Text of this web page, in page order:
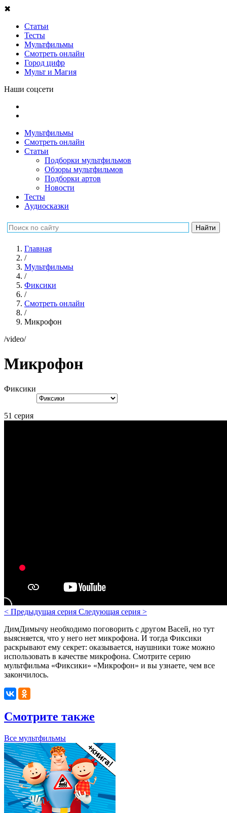
✖
Статьи
Тесты
Мультфильмы
Смотреть онлайн
Город цифр
Мульт и Магия
Наши соцсети
Мультфильмы
Смотреть онлайн
Статьи
Подборки мультфильмов
Обзоры мультфильмов
Подборки артов
Новости
Тесты
Аудиосказки
Главная
/
Мультфильмы
/
Фиксики
/
Смотреть онлайн
/
Микрофон
/video/
Микрофон
Фиксики
51 серия
< Предыдущая серия Следующая серия >
ДимДимычу необходимо поговорить с другом Васей, но тут
выясняется, что у него нет микрофона. И тогда Фиксики
раскрывают ему секрет: оказывается, наушники тоже можно
использовать в качестве микрофона. Смотрите серию
мультфильма «Фиксики» «Микрофон» и вы узнаете, чем все
закончилось.
Смотрите также
Все мультфильмы